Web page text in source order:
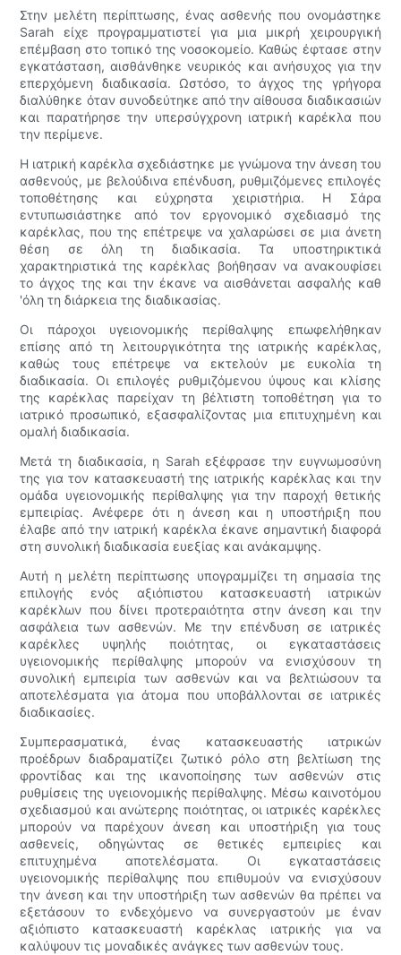
Στην μελέτη περίπτωσης, ένας ασθενής που ονομάστηκε
Sarah είχε προγραμματιστεί για μια μικρή χειρουργική
επέμβαση στο τοπικό της νοσοκομείο. Καθώς έφτασε στην
εγκατάσταση, αισθάνθηκε νευρικός και ανήσυχος για την
επερχόμενη διαδικασία. Ωστόσο, το άγχος της γρήγορα
διαλύθηκε όταν συνοδεύτηκε από την αίθουσα διαδικασιών
και παρατήρησε την υπερσύγχρονη ιατρική καρέκλα που
την περίμενε.
Η ιατρική καρέκλα σχεδιάστηκε με γνώμονα την άνεση του
ασθενούς, με βελούδινα επένδυση, ρυθμιζόμενες επιλογές
τοποθέτησης και εύχρηστα χειριστήρια. Η Σάρα
εντυπωσιάστηκε από τον εργονομικό σχεδιασμό της
καρέκλας, που της επέτρεψε να χαλαρώσει σε μια άνετη
θέση σε όλη τη διαδικασία. Τα υποστηρικτικά
χαρακτηριστικά της καρέκλας βοήθησαν να ανακουφίσει
το άγχος της και την έκανε να αισθάνεται ασφαλής καθ
'όλη τη διάρκεια της διαδικασίας.
Οι πάροχοι υγειονομικής περίθαλψης επωφελήθηκαν
επίσης από τη λειτουργικότητα της ιατρικής καρέκλας,
καθώς τους επέτρεψε να εκτελούν με ευκολία τη
διαδικασία. Οι επιλογές ρυθμιζόμενου ύψους και κλίσης
της καρέκλας παρείχαν τη βέλτιστη τοποθέτηση για το
ιατρικό προσωπικό, εξασφαλίζοντας μια επιτυχημένη και
ομαλή διαδικασία.
Μετά τη διαδικασία, η Sarah εξέφρασε την ευγνωμοσύνη
της για τον κατασκευαστή της ιατρικής καρέκλας και την
ομάδα υγειονομικής περίθαλψης για την παροχή θετικής
εμπειρίας. Ανέφερε ότι η άνεση και η υποστήριξη που
έλαβε από την ιατρική καρέκλα έκανε σημαντική διαφορά
στη συνολική διαδικασία ευεξίας και ανάκαμψης.
Αυτή η μελέτη περίπτωσης υπογραμμίζει τη σημασία της
επιλογής ενός αξιόπιστου κατασκευαστή ιατρικών
καρέκλων που δίνει προτεραιότητα στην άνεση και την
ασφάλεια των ασθενών. Με την επένδυση σε ιατρικές
καρέκλες υψηλής ποιότητας, οι εγκαταστάσεις
υγειονομικής περίθαλψης μπορούν να ενισχύσουν τη
συνολική εμπειρία των ασθενών και να βελτιώσουν τα
αποτελέσματα για άτομα που υποβάλλονται σε ιατρικές
διαδικασίες.
Συμπερασματικά, ένας κατασκευαστής ιατρικών
προέδρων διαδραματίζει ζωτικό ρόλο στη βελτίωση της
φροντίδας και της ικανοποίησης των ασθενών στις
ρυθμίσεις της υγειονομικής περίθαλψης. Μέσω καινοτόμου
σχεδιασμού και ανώτερης ποιότητας, οι ιατρικές καρέκλες
μπορούν να παρέχουν άνεση και υποστήριξη για τους
ασθενείς, οδηγώντας σε θετικές εμπειρίες και
επιτυχημένα αποτελέσματα. Οι εγκαταστάσεις
υγειονομικής περίθαλψης που επιθυμούν να ενισχύσουν
την άνεση και την υποστήριξη των ασθενών θα πρέπει να
εξετάσουν το ενδεχόμενο να συνεργαστούν με έναν
αξιόπιστο κατασκευαστή καρέκλας ιατρικής για να
καλύψουν τις μοναδικές ανάγκες των ασθενών τους.